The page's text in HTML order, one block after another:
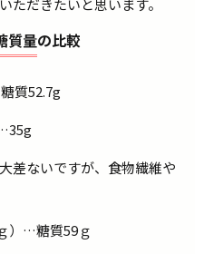
ただきたいと思います。
質量の比較
質52.7g
差ないですが、食物繊維や
）…糖質59ｇ